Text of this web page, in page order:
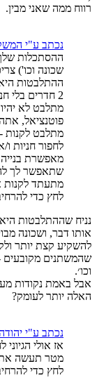
רווח ממה שאני מבין.
נכתב ע"י
ההסתכלות
שכונה וכו')
2 חדרים בלי
מתלבט לא
פוטנציאל,
מתלבט לקנות
לחפור חניות
מאפשרת
שתאפשר לך
מתעתד לקנות
לחץ כדי
שהמשתנים מקובעים
וכו׳.
אבל באמת נקודות
האלה יותר לעומק?
נכתב ע"י
מטר תעשה את
לחץ כדי